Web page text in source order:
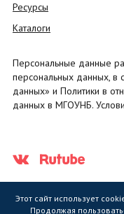
Ресурсы
Каталоги
Персональные данные
персональных данных, в
данных» и Политики в
данных в МГОУНБ.
Этот сайт использует
Продолжая